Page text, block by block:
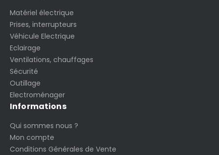
Matériel électrique
Prises, interrupteurs
Véhicule Electrique
Eclairage
Ventilations, chauffages
Sécurité
Outillage
Electroménager
Informations
Qui sommes nous ?
Mon compte
Conditions Générales de Vente